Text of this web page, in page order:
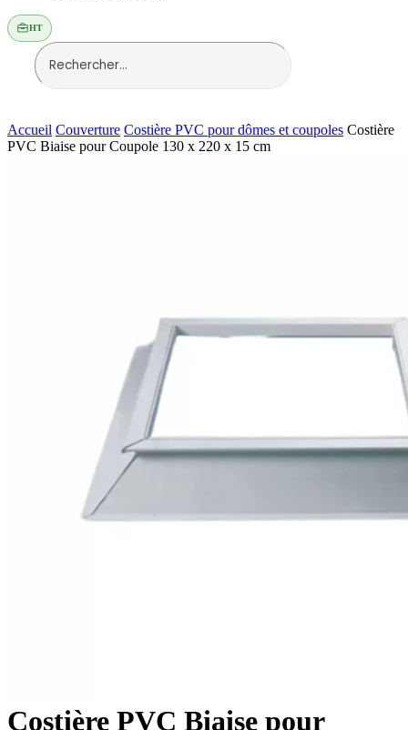
HT
Accueil Couverture Costière PVC pour dômes et coupoles Costière
PVC Biaise pour Coupole 130 x 220 x 15 cm
Costière PVC Biaise pour